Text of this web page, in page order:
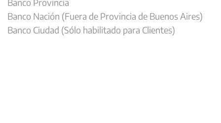
Banco Nación (Fuera de Provincia de Buenos Aires)
Banco Ciudad (Sólo habilitado para Clientes)